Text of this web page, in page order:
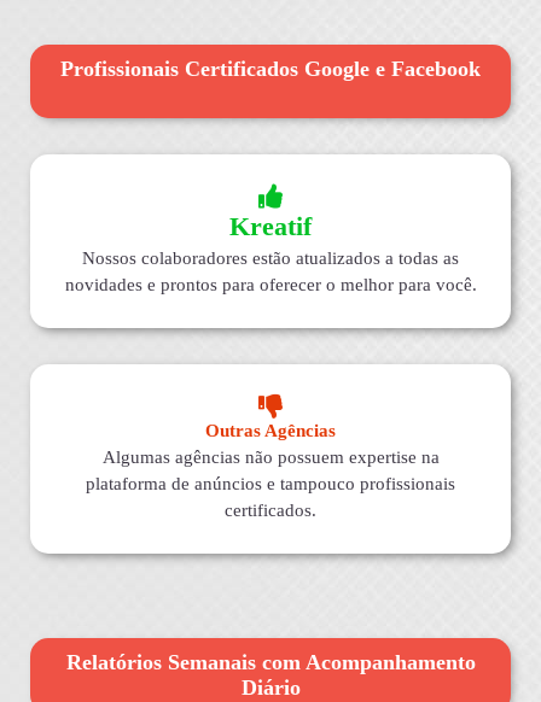
Profissionais Certificados Google e Facebook
Kreatif
Nossos colaboradores estão atualizados a todas as
novidades e prontos para oferecer o melhor para você.
Outras Agências
Algumas agências não possuem expertise na
plataforma de anúncios e tampouco profissionais
certificados.
Relatórios Semanais com Acompanhamento
Diário